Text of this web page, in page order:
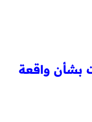
بشأن واقعة